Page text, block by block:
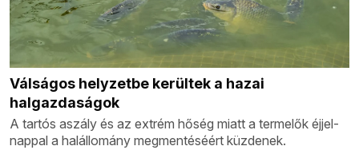
Válságos helyzetbe kerültek a hazai
halgazdaságok
A tartós aszály és az extrém hőség miatt a termelők éjjel-
nappal a halállomány megmentéséért küzdenek.